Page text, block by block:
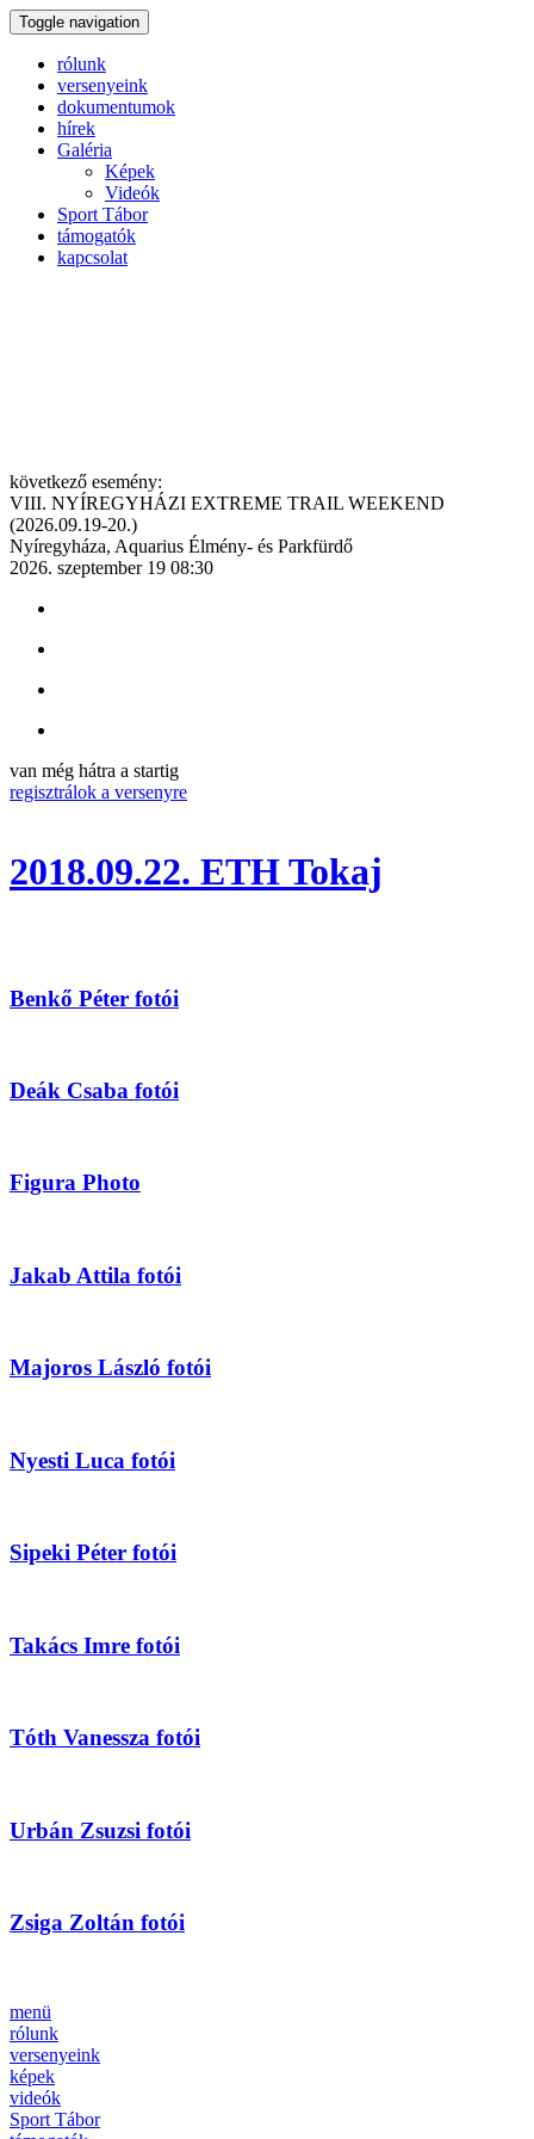
Toggle navigation
rólunk
versenyeink
dokumentumok
hírek
Galéria
Képek
Videók
Sport Tábor
támogatók
kapcsolat
következő esemény:
VIII. NYÍREGYHÁZI EXTREME TRAIL WEEKEND
(2026.09.19-20.)
Nyíregyháza, Aquarius Élmény- és Parkfürdő
2026. szeptember 19 08:30
van még hátra a startig
regisztrálok a versenyre
2018.09.22. ETH Tokaj
Benkő Péter fotói
Deák Csaba fotói
Figura Photo
Jakab Attila fotói
Majoros László fotói
Nyesti Luca fotói
Sipeki Péter fotói
Takács Imre fotói
Tóth Vanessza fotói
Urbán Zsuzsi fotói
Zsiga Zoltán fotói
menü
rólunk
versenyeink
képek
videók
Sport Tábor